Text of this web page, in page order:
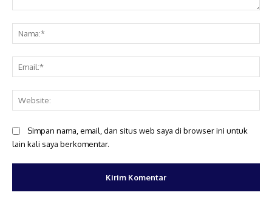
Simpan nama, email, dan situs web saya di browser ini untuk
lain kali saya berkomentar.